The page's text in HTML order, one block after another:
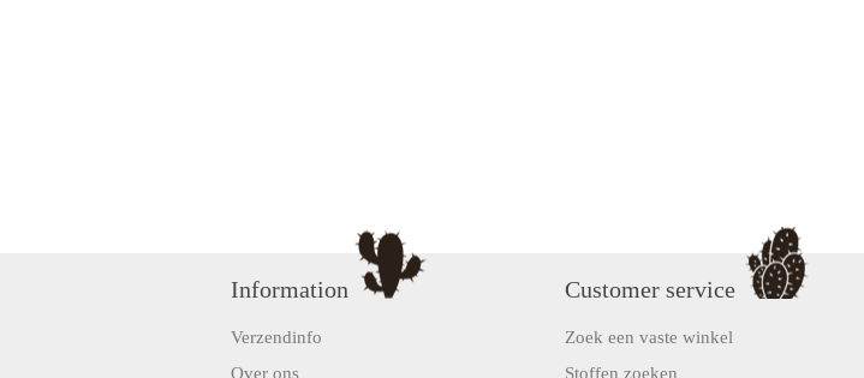
Information
Verzendinfo
Over ons
Customer service
Zoek een vaste winkel
Stoffen zoeken